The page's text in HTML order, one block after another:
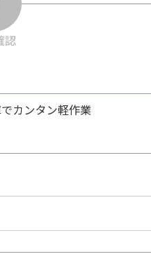
認
カンタン軽作業